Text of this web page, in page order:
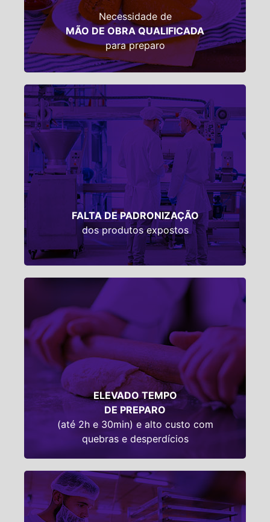
Necessidade de
MÃO DE OBRA QUALIFICADA
para preparo
acompanhamento técnico para
treinamento da equipe.
FALTA DE PADRONIZAÇÃO
dos produtos expostos
SOLUÇÃO:
Tecnologia aliada a rigorosas normas de
qualidade no processo produtivo,
garantem padrão de tamanho,
coloração e sabor dos produtos.
ELEVADO TEMPO
DE PREPARO
(até 2h e 30min) e alto custo com
quebras e desperdícios
SOLUÇÃO:
Produtos Prontos. Tempo médio de
aquecimento varia entre 10 e 20
minutos.